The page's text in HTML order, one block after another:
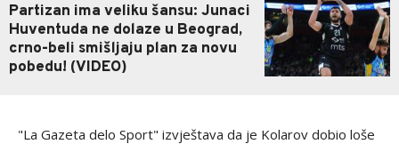
Partizan ima veliku šansu: Junaci
Huventuda ne dolaze u Beograd,
crno-beli smišljaju plan za novu
pobedu! (VIDEO)
"La Gazeta delo Sport" izvještava da je Kolarov dobio loše